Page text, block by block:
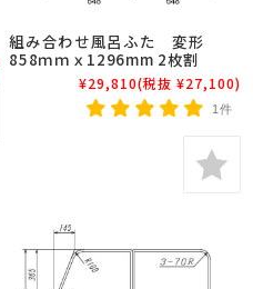
組み合わせ風呂ふた 変形
858ｍｍｘ1296mm 2枚割
¥29,810(税抜 ¥27,100)
1件